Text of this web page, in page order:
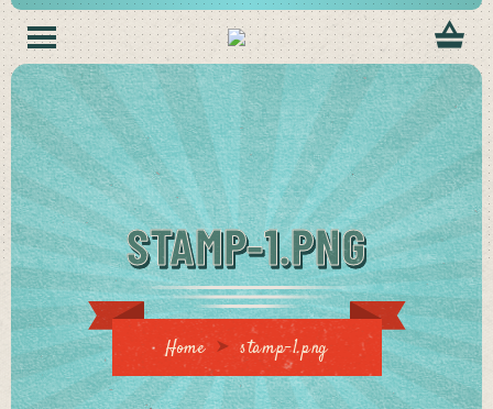
STAMP-1.PNG
Home stamp-1.png